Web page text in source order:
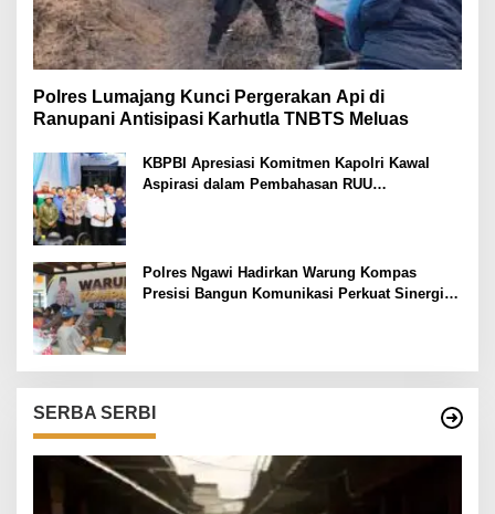
Polres Lumajang Kunci Pergerakan Api di
Ranupani Antisipasi Karhutla TNBTS Meluas
KBPBI Apresiasi Komitmen Kapolri Kawal
Aspirasi dalam Pembahasan RUU
Polres Ngawi Hadirkan Warung Kompas
Presisi Bangun Komunikasi Perkuat Sinergi
SERBA SERBI